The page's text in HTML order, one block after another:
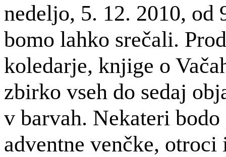
nedeljo, 5. 12. 2010, od
bomo lahko srečali.
koledarje, knjige o
zbirko vseh do sedaj
v barvah. Nekateri
adventne venčke,